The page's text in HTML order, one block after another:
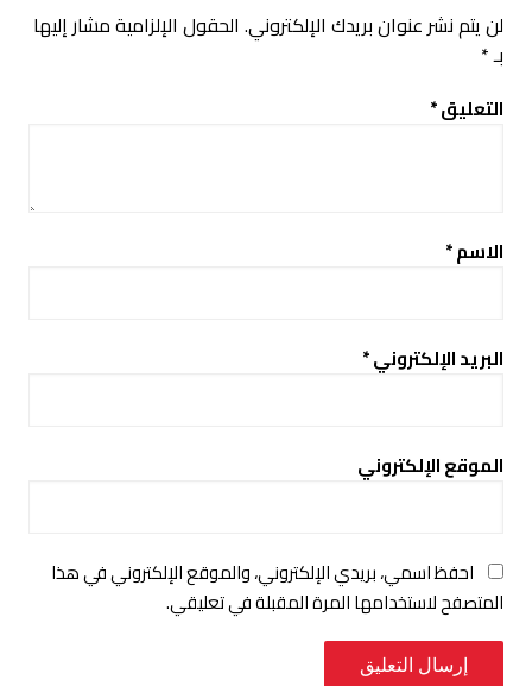
لن يتم نشر عنوان بريدك الإلكتروني. الحقول الإلزامية مشار إليها
بـ*
التعليق*
الاسم*
البريد الإلكتروني*
الموقع الإلكتروني
احفظ اسمي، بريدي الإلكتروني، والموقع الإلكتروني في هذا
المتصفح لاستخدامها المرة المقبلة في تعليقي.